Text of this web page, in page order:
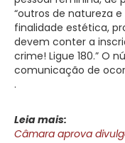
“outros de natureza
finalidade estética,
devem conter a
crime! Ligue 180.” O
comunicação de
.
Leia mais:
Câmara aprova